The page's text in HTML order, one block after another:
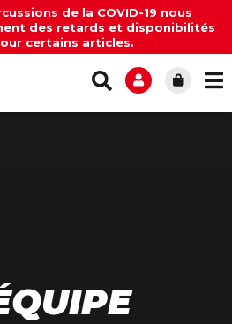
de la COVID-19 nous
des retards et disponibilités
certains articles.